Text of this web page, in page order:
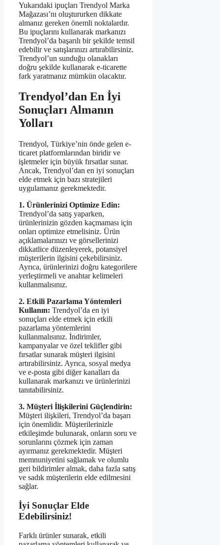
Yukarıdaki ipuçları Trendyol Marka
Mağazası’nı oluştururken dikkate
almanız gereken önemli noktalardır.
Bu ipuçlarını kullanarak markanızı
Trendyol’da başarılı bir şekilde temsil
edebilir ve satışlarınızı artırabilirsiniz.
Trendyol’un sunduğu olanakları
doğru şekilde kullanarak e-ticarette
fark yaratmanız mümkün olacaktır.
Trendyol’dan En İyi
Sonuçları Almanın
Yolları
Trendyol, Türkiye’nin önde gelen e-
ticaret platformlarından biridir ve
işletmeler için büyük fırsatlar sunar.
Ancak, Trendyol’dan en iyi sonuçları
elde etmek için bazı stratejileri
uygulamanız gerekmektedir.
1. Ürünlerinizi Optimize Edin:
Trendyol’da satış yaparken,
ürünlerinizin gözden kaçmaması için
onları optimize etmelisiniz. Ürün
açıklamalarınızı ve görsellerinizi
dikkatlice düzenleyerek, potansiyel
müşterilerin ilgisini çekebilirsiniz.
Ayrıca, ürünlerinizi doğru kategorilere
yerleştirmeli ve anahtar kelimeleri
kullanmalısınız.
2. Etkili Pazarlama Yöntemleri
Kullanın: Trendyol’da en iyi
sonuçları elde etmek için etkili
pazarlama yöntemlerini
kullanmalısınız. İndirimler,
kampanyalar ve özel teklifler gibi
fırsatlar sunarak müşteri ilgisini
artırabilirsiniz. Ayrıca, sosyal medya
ve e-posta gibi diğer kanalları da
kullanarak markanızı ve ürünlerinizi
tanıtabilirsiniz.
3. Müşteri İlişkilerini Güçlendirin:
Müşteri ilişkileri, Trendyol’da başarı
için önemlidir. Müşterilerinizle
etkileşimde bulunarak, onların soru ve
sorunlarını çözmek için zaman
ayırmanız gerekmektedir. Müşteri
memnuniyetini sağlamak ve olumlu
geri bildirimler almak, daha fazla satış
ve sadık müşterilerin elde edilmesini
sağlar.
İyi Sonuçlar Elde
Edebilirsiniz!
Farklı ürünler sunarak, etkili